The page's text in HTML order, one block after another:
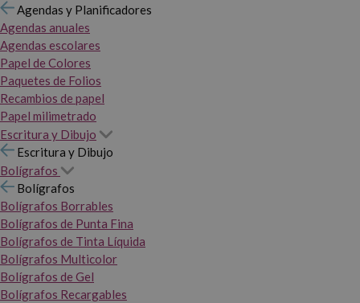
Agendas y Planificadores
Agendas anuales
Agendas escolares
Papel de Colores
Paquetes de Folios
Recambios de papel
Papel milimetrado
Escritura y Dibujo
Escritura y Dibujo
Bolígrafos
Bolígrafos
Bolígrafos Borrables
Bolígrafos de Punta Fina
Bolígrafos de Tinta Líquida
Bolígrafos Multicolor
Bolígrafos de Gel
Bolígrafos Recargables